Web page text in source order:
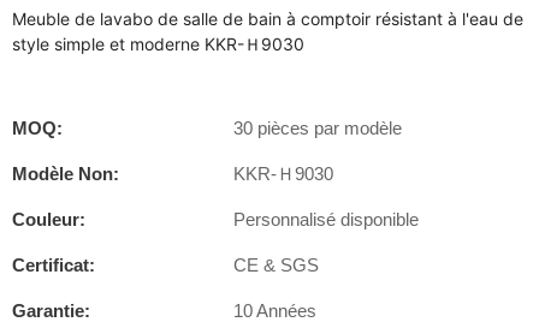
Meuble de lavabo de salle de bain à comptoir résistant à l'eau de
style simple et moderne KKR-Ｈ9030
MOQ: 30 pièces par modèle
Modèle Non: KKR-Ｈ9030
Couleur: Personnalisé disponible
Certificat: CE & SGS
Garantie: 10 Années